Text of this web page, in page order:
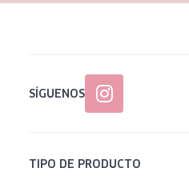
SÍGUENOS
TIPO DE PRODUCTO